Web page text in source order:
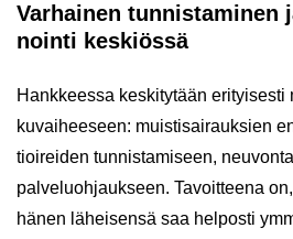
Var­hai­nen
noin­ti kes­kiös­sä
Hank­kees­sa kes­ki­ty­tään
ku­vai­hee­seen: muis­ti­sai­rauk­sien
tioi­rei­den tun­nis­ta­mi­seen,
pal­ve­luoh­jauk­seen. Ta­voit­tee­na
hänen lä­hei­sen­sä saa hel­pos­ti